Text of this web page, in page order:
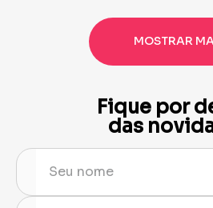
MOSTRAR
Fique por
das